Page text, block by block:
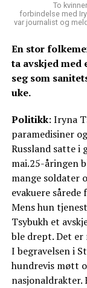
To
forbindelse med
var journalist og
En stor
ta avskjed
seg som
uke.
Politikk: Iryna
paramedisiner
Russland satte i
mai.25-åringen
mange soldater
evakuere
Mens hun
Tsybukh et
ble drept. Det er
I begravelsen i
hundrevis møtt
nasjonaldrakter.